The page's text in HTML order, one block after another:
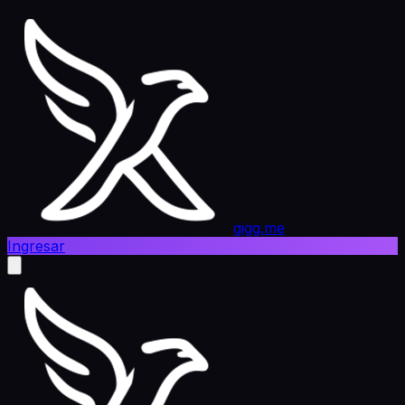
gigg.me
Ingresar